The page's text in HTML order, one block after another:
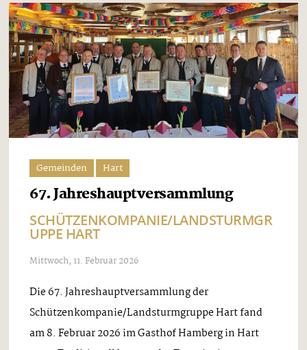
Gemeinden Hart
67. Jahreshauptversammlung
SCHÜTZENKOMPANIE/LANDSTURMGR
UPPE HART
Mittwoch, 11. Februar 2026
Die 67. Jahreshauptversammlung der
Schützenkompanie/Landsturmgruppe Hart fand
am 8. Februar 2026 im Gasthof Hamberg in Hart